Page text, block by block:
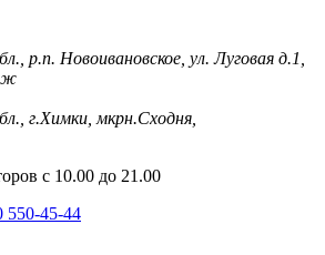
р.п. Новоивановское, ул. Луговая д.1,
г.Химки, мкрн.Сходня,
с 10.00 до 21.00
550-45-44